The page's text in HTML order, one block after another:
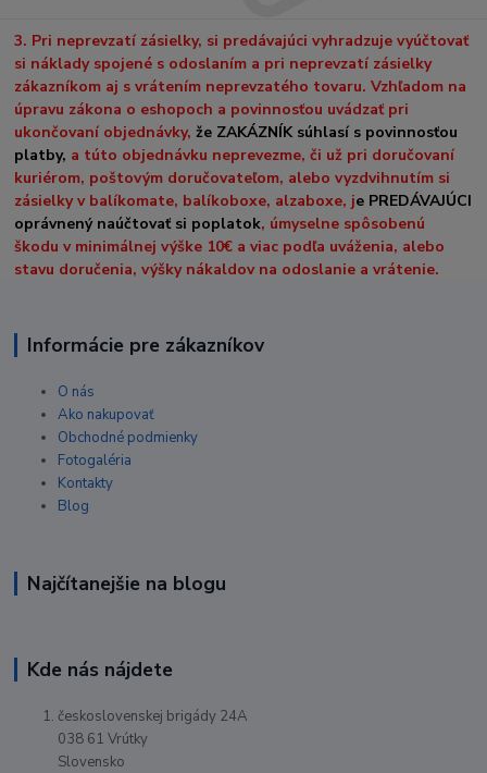
3. Pri neprevzatí zásielky, si predávajúci vyhradzuje vyúčtovať
si náklady spojené s odoslaním a pri neprevzatí zásielky
zákazníkom aj s vrátením neprevzatého tovaru. Vzhľadom na
úpravu zákona o eshopoch a povinnosťou uvádzať pri
ukončovaní objednávky,že ZAKÁZNÍK súhlasí s povinnosťou
platby, a túto objednávku neprevezme, či už pri doručovaní
kuriérom, poštovým doručovateľom, alebo vyzdvihnutím si
zásielky v balíkomate, balíkoboxe, alzaboxe, je PREDÁVAJÚCI
oprávnený naúčtovať si poplatok, úmyselne spôsobenú
škodu v minimálnej výške 10€ a viac podľa uváženia, alebo
stavu doručenia, výšky nákaldov na odoslanie a vrátenie.
Informácie pre zákazníkov
O nás
Ako nakupovať
Obchodné podmienky
Fotogaléria
Kontakty
Blog
Najčítanejšie na blogu
Kde nás nájdete
československej brigády 24A
038 61 Vrútky
Slovensko